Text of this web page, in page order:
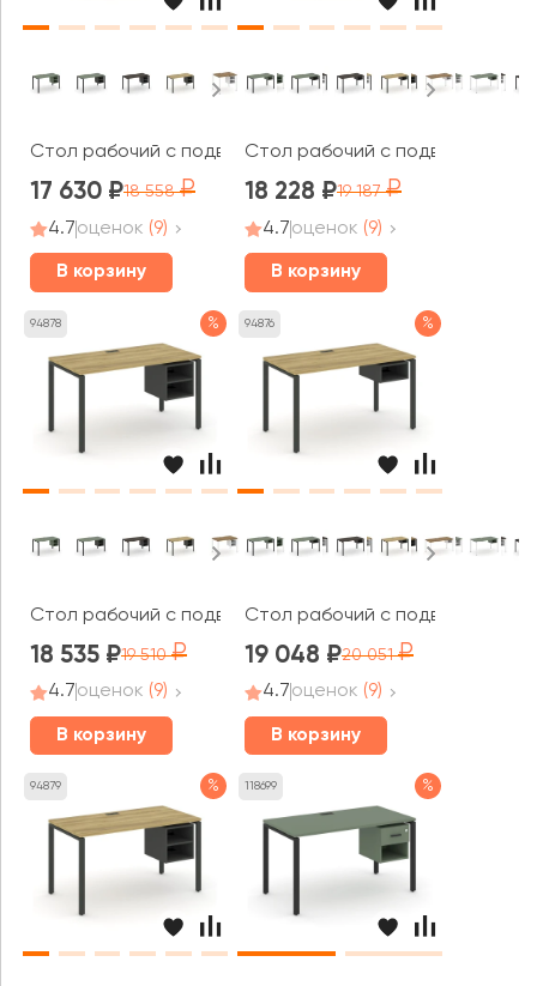
Стол рабочий с подвесной тумбой с 2 открытыми
17 630 18 558
4.7оценок (9)
В корзину
Стол рабочий с подвесной
18 228 19 187
4.7оценок (9)
В корзину
94878 %
Стол рабочий с подвесной тумбой с 2 открытыми
18 535 19 510
4.7оценок (9)
В корзину
94876 %
Стол рабочий с подвесной
19 048 20 051
4.7оценок (9)
В корзину
94879 % 118699 %